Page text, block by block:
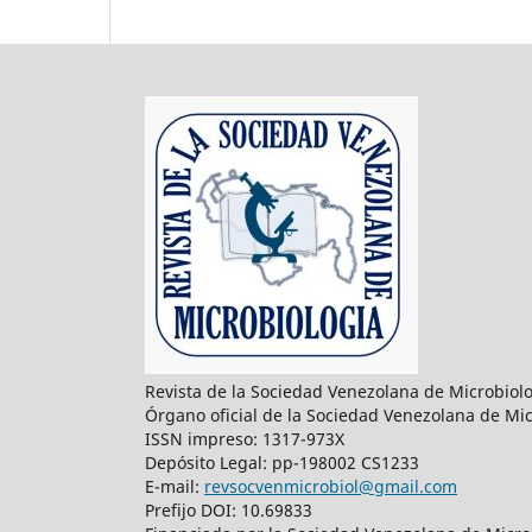
Revista de la Sociedad Venezolana de
Órgano oficial de la Sociedad Venezolana de
ISSN impreso: 1317-973X
Depósito Legal: pp-198002 CS1233
E-mail: revsocvenmicrobiol@gmail.com
Prefijo DOI: 10.69833